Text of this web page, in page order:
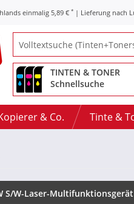
einmalig 5,89 € * | Lieferung nach
TINTEN & TONER
Schnellsuche
& Co. Tinte &
S/W-Laser-